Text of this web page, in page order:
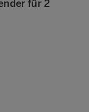
für 2